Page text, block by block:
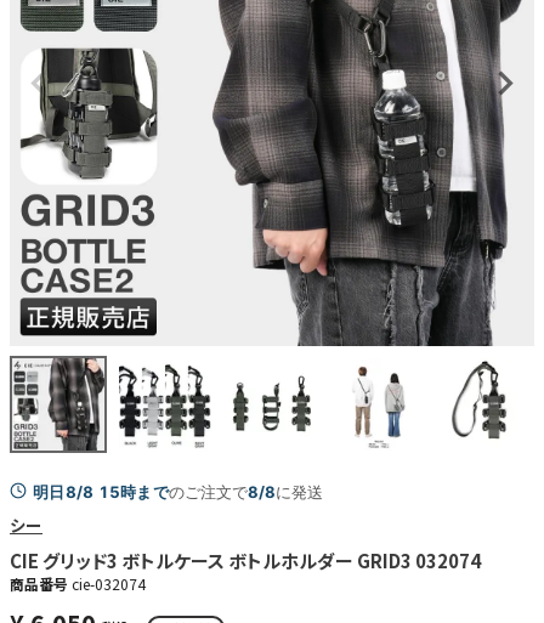
明日8/8 15時までのご注文で8/8に発送
シー
CIE グリッド3 ボトルケース ボトルホルダー GRID3 032074
商品番号 cie-032074